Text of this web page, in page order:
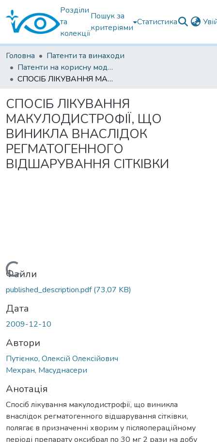
Розділи
та
колекції
Пошук за
критеріями
Статистика
Головна
Патенти та винаходи
Патенти на корисну модель
СПОСІБ ЛІКУВАННЯ МАКУЛОДИСТРОФІЇ, ЩО ВИНИКЛА ВНАСЛІДОК РЕГМАТОГЕННОГО ВІДШАРУВАННЯ СІТКІВКИ
СПОСІБ ЛІКУВАННЯ
МАКУЛОДИСТРОФІЇ, ЩО
ВИНИКЛА ВНАСЛІДОК
РЕГМАТОГЕННОГО
ВІДШАРУВАННЯ СІТКІВКИ
Вантажиться...
Файли
published_description.pdf(73,07 KB)
Дата
2009-12-10
Автори
Путієнко, Олексій Олексійович
Мехран, Масуднасери
Анотація
Спосіб лікування макулодистрофії, що виникла
внаслідок регматогенного відшарування сітківки,
полягає в призначенні хворим у післяопераційному
періоді препарату оксибрал по 30 мг 2 рази на добу